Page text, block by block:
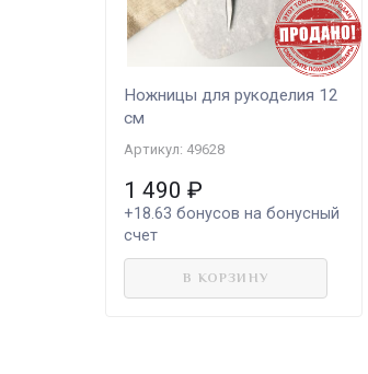
Ножницы для рукоделия 12
см
Артикул: 49628
1 490 ₽
+18.63 бонусов на бонусный
счет
В КОРЗИНУ